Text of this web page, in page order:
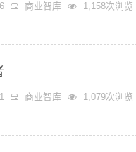
商业智库 1,158次浏览
商业智库 1,079次浏览